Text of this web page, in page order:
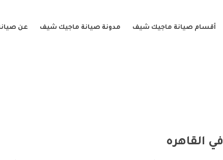
أقسام صيانة ماجيك شيف مدونة صيانة ماجيك شيف عن
في القاهره